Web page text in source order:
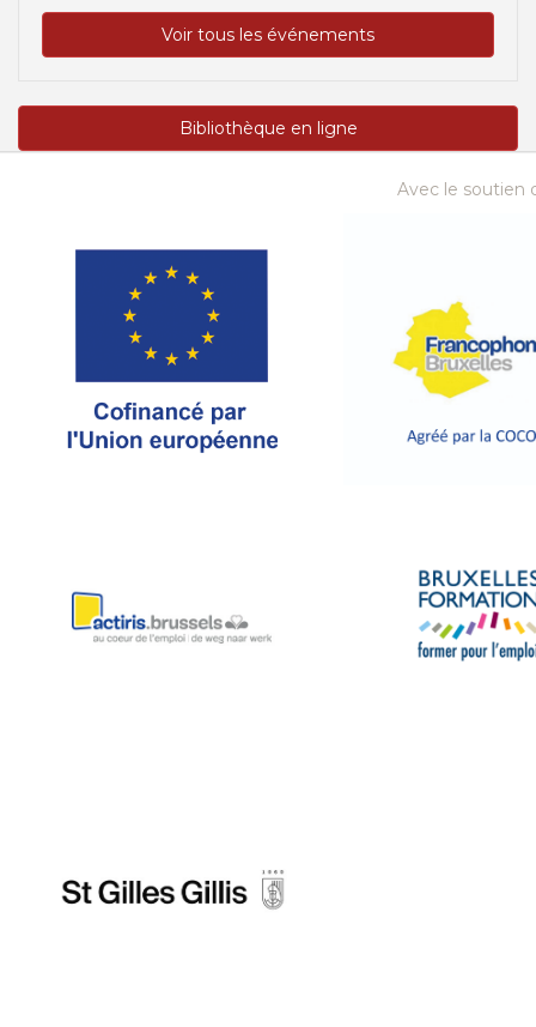
Voir tous les événements
Bibliothèque en ligne
Avec le soutien